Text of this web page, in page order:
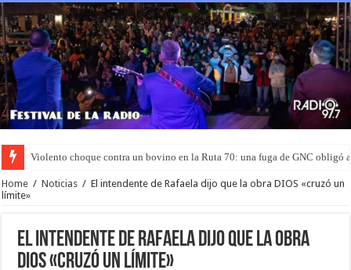
Violento choque contra un bovino en la Ruta 70: una fuga de GNC obligó
Home / Noticias / El intendente de Rafaela dijo que la obra DIOS «cruzó un
límite»
El intendente de Rafaela dijo que la obra
DIOS «cruzó un límite»